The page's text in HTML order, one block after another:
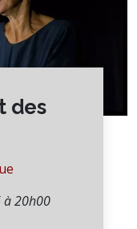
des
à 20h00